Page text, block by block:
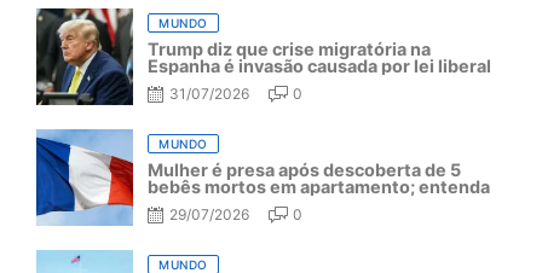
MUNDO
Trump diz que crise migratória na
Espanha é invasão causada por lei liberal
31/07/2026 0
MUNDO
Mulher é presa após descoberta de 5
bebês mortos em apartamento; entenda
29/07/2026 0
MUNDO